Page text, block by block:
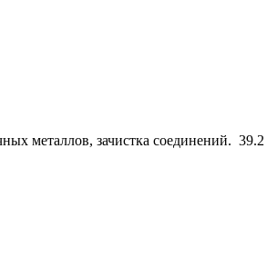
металлов, зачистка соединений. 39.2